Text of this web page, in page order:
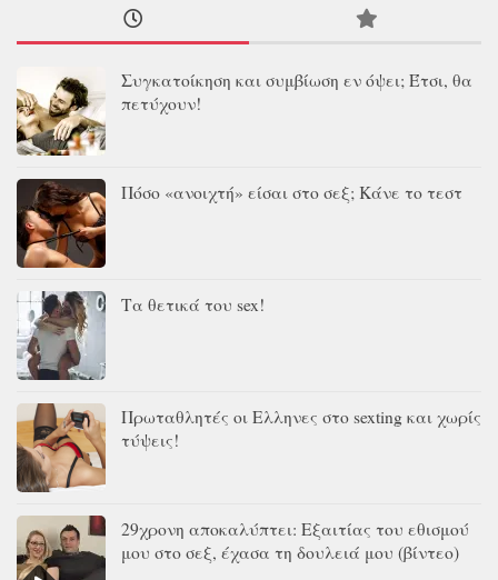
Συγκατοίκηση και συμβίωση εν όψει; Έτσι, θα
πετύχουν!
Πόσο «ανοιχτή» είσαι στο σεξ; Κάνε το τεστ
Τα θετικά του sex!
Πρωταθλητές οι Ελληνες στο sexting και χωρίς
τύψεις!
29χρονη αποκαλύπτει: Εξαιτίας του εθισμού
μου στο σεξ, έχασα τη δουλειά μου (βίντεο)